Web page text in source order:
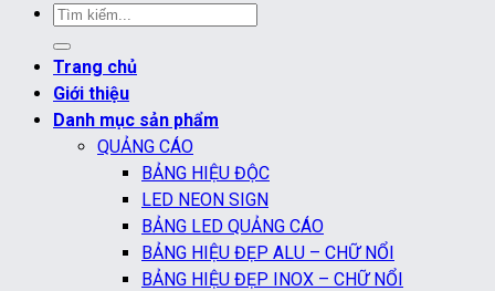
Tìm
kiếm:
Trang chủ
Giới thiệu
Danh mục sản phẩm
QUẢNG CÁO
BẢNG HIỆU ĐỘC
LED NEON SIGN
BẢNG LED QUẢNG CÁO
BẢNG HIỆU ĐẸP ALU – CHỮ NỔI
BẢNG HIỆU ĐẸP INOX – CHỮ NỔI